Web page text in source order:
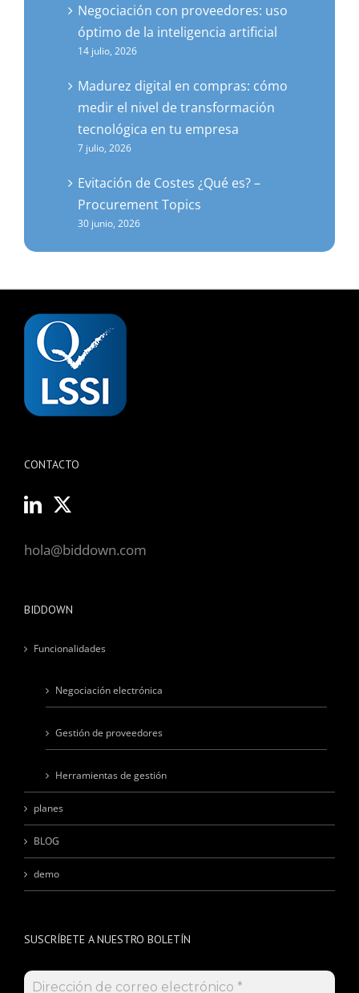
Negociación con proveedores: uso
óptimo de la inteligencia artificial
14 julio, 2026
Madurez digital en compras: cómo
medir el nivel de transformación
tecnológica en tu empresa
7 julio, 2026
Evitación de Costes ¿Qué es? –
Procurement Topics
30 junio, 2026
CONTACTO
hola@biddown.com
BIDDOWN
Funcionalidades
Negociación electrónica
Gestión de proveedores
Herramientas de gestión
planes
BLOG
demo
SUSCRÍBETE A NUESTRO BOLETÍN